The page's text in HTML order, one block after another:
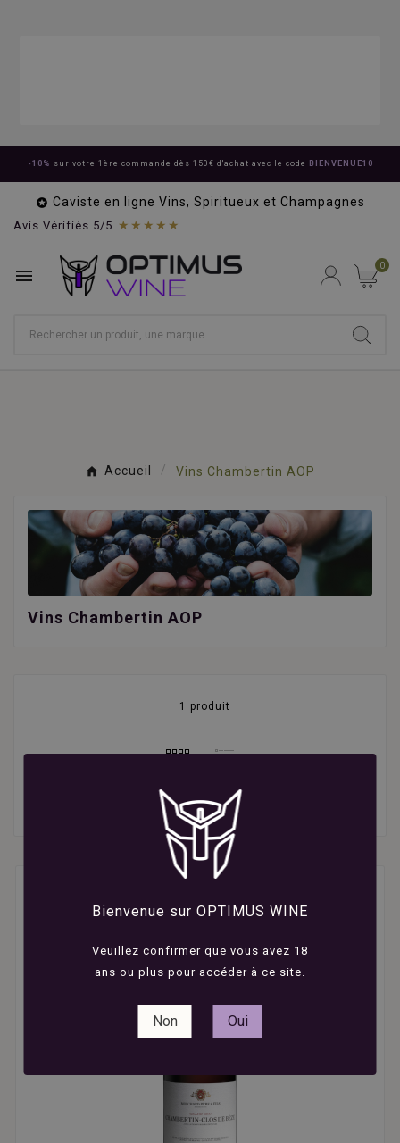
Bienvenue sur OPTIMUS WINE
Veuillez confirmer que vous avez 18
ans ou plus pour accéder à ce site.
Non Oui
-10% sur votre 1ère commande dès 150€ d'achat avec le code BIENVENUE10
 Caviste en ligne Vins, Spiritueux et Champagnes
Avis Vérifiés 5/5 ★★★★★
 0
Accueil Vins Chambertin AOP
Vins Chambertin AOP
1 produit